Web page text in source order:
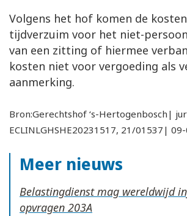
Volgens het hof komen de
tijdverzuim voor het niet-
van een zitting of hiermee
kosten niet voor vergoeding als
aanmerking.
Bron:Gerechtshof ‘s-Hertogenbosch|
ECLINLGHSHE20231517, 21/01537|
Meer nieuws
Belastingdienst mag wereldwijd
opvragen